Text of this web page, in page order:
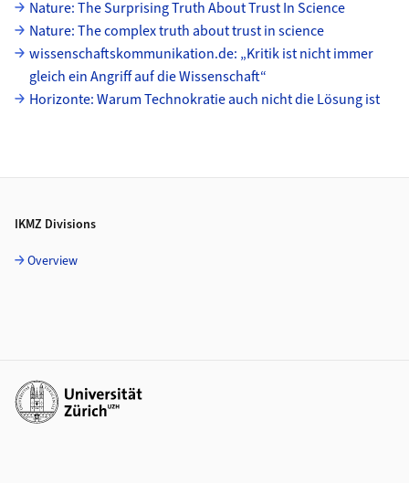
Subpages
Nature: The Surprising Truth About Trust In Science
Nature: The complex truth about trust in science
wissenschaftskommunikation.de: „Kritik ist nicht immer
gleich ein Angriff auf die Wissenschaft“
Horizonte: Warum Technokratie auch nicht die Lösung ist
IKMZ Divisions
Overview
Additional links